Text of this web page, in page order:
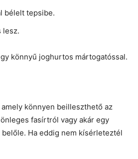
bélelt tepsibe.
lesz.
könnyű joghurtos mártogatóssal.
könnyen beilleszthető az
fasírtról vagy akár egy
Ha eddig nem kísérleteztél